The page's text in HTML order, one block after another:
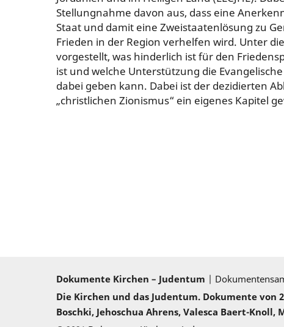
Stellungnahme davon aus, dass eine
Staat und damit eine Zweistaatenlösung zu
Frieden in der Region verhelfen wird. Unter
vorgestellt, was hinderlich ist für den
ist und welche Unterstützung die
dabei geben kann. Dabei ist der dezidierten
„christlichen Zionismus“ ein eigenes Kapitel
Dokumente Kirchen – Judentum |
Die Kirchen und das Judentum. Dokumente von
Boschki, Jehoschua Ahrens, Valesca Baert-